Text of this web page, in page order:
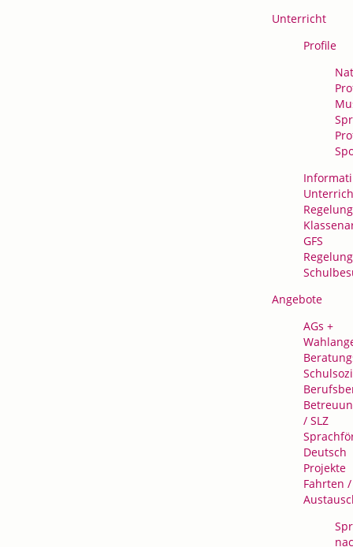
Unterricht
Profile
Regelung
GFS
Regelung
Angebote
AGs +
/ SLZ
Deutsch
Projekte
Fahrten /